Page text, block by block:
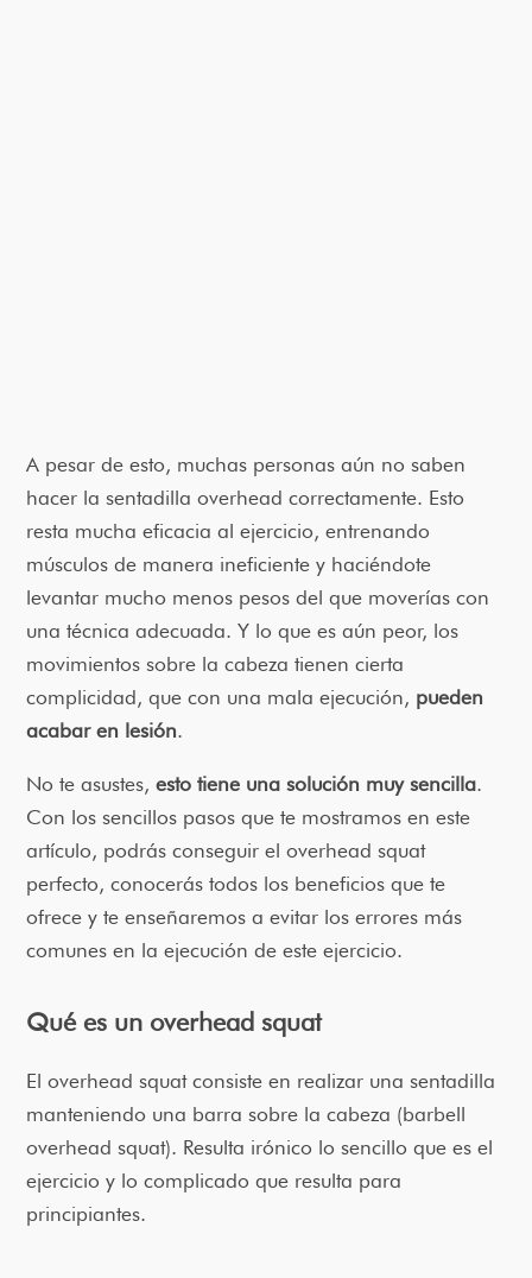
A pesar de esto, muchas personas aún no saben
hacer la sentadilla overhead correctamente. Esto
resta mucha eficacia al ejercicio, entrenando
músculos de manera ineficiente y haciéndote
levantar mucho menos pesos del que moverías con
una técnica adecuada. Y lo que es aún peor, los
movimientos sobre la cabeza tienen cierta
complicidad, que con una mala ejecución, pueden
acabar en lesión.
No te asustes, esto tiene una solución muy sencilla.
Con los sencillos pasos que te mostramos en este
artículo, podrás conseguir el overhead squat
perfecto, conocerás todos los beneficios que te
ofrece y te enseñaremos a evitar los errores más
comunes en la ejecución de este ejercicio.
Qué es un overhead squat
El overhead squat consiste en realizar una sentadilla
manteniendo una barra sobre la cabeza (barbell
overhead squat). Resulta irónico lo sencillo que es el
ejercicio y lo complicado que resulta para
principiantes.